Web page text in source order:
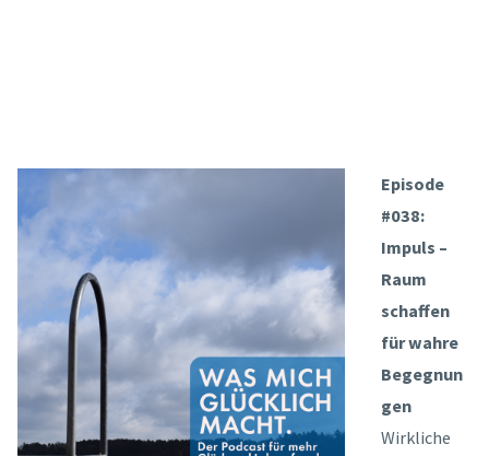
Episode
#038:
Impuls –
Raum
schaffen
für wahre
Begegnun
gen
Wirkliche